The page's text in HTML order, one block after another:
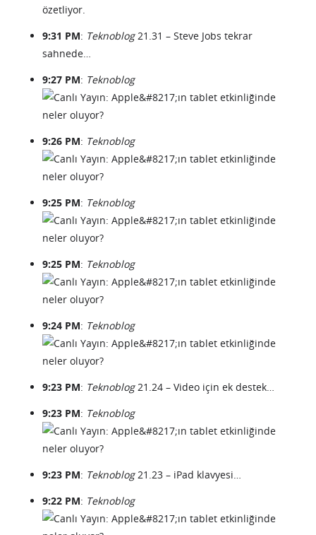
özetliyor.
9:31 PM: Teknoblog21.31 – Steve Jobs tekrar
sahnede…
9:27 PM: Teknoblog
9:26 PM: Teknoblog
9:25 PM: Teknoblog
9:25 PM: Teknoblog
9:24 PM: Teknoblog
9:23 PM: Teknoblog21.24 – Video için ek destek…
9:23 PM: Teknoblog
9:23 PM: Teknoblog21.23 – iPad klavyesi…
9:22 PM: Teknoblog